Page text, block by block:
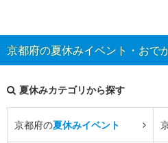
京都府の夏休みイベント・おで
夏休みカテゴリから探す
京都府の夏休みイベント